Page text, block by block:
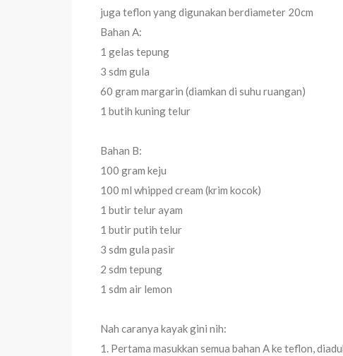
juga teflon yang digunakan berdiameter 20cm
Bahan A:
1 gelas tepung
3 sdm gula
60 gram margarin (diamkan di suhu ruangan)
1 butih kuning telur
Bahan B:
100 gram keju
100 ml whipped cream (krim kocok)
1 butir telur ayam
1 butir putih telur
3 sdm gula pasir
2 sdm tepung
1 sdm air lemon
Nah caranya kayak gini nih:
1. Pertama masukkan semua bahan A ke teflon,